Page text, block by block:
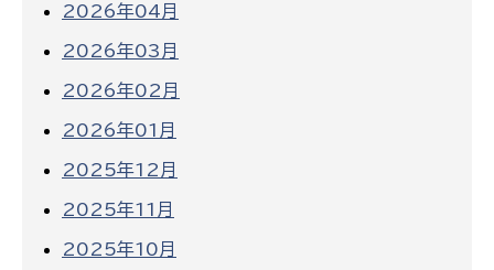
2026年04月
2026年03月
2026年02月
2026年01月
2025年12月
2025年11月
2025年10月